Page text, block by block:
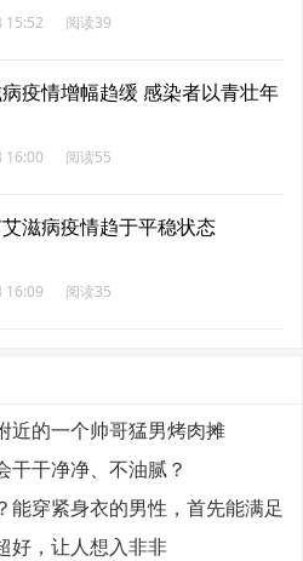
15:52 阅读39
疫情增幅趋缓 感染者以青壮年
16:00 阅读55
滋病疫情趋于平稳状态
16:09 阅读35
近的一个帅哥猛男烤肉摊
干干净净、不油腻？
能穿紧身衣的男性，首先能满足
好，让人想入非非